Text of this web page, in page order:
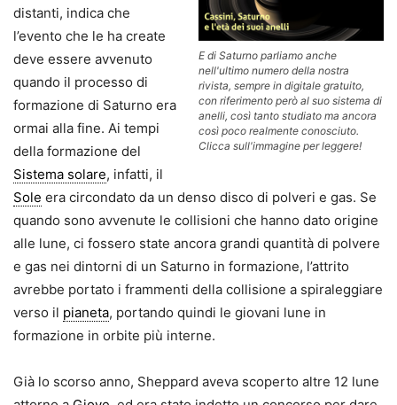
E di Saturno parliamo anche
nell'ultimo numero della nostra
rivista, sempre in digitale gratuito,
con riferimento però al suo sistema di
anelli, così tanto studiato ma ancora
così poco realmente conosciuto.
Clicca sull'immagine per leggere!
distanti, indica che
l’evento che le ha create
deve essere avvenuto
quando il processo di
formazione di Saturno era
ormai alla fine. Ai tempi
della formazione del
Sistema solare, infatti, il
Sole era circondato da un denso disco di polveri e gas. Se
quando sono avvenute le collisioni che hanno dato origine
alle lune, ci fossero state ancora grandi quantità di polvere
e gas nei dintorni di un Saturno in formazione, l’attrito
avrebbe portato i frammenti della collisione a spiraleggiare
verso il pianeta, portando quindi le giovani lune in
formazione in orbite più interne.
Già lo scorso anno, Sheppard aveva scoperto altre 12 lune